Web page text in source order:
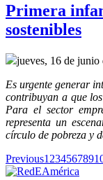
Primera
sostenibles
jueves, 16 de junio
Es urgente generar
contribuyan a que
Para el sector
representa un
círculo de pobreza y
Previous1 23456789